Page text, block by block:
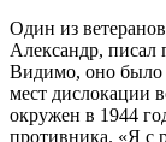
Один из
Александр, писал
Видимо, оно было
мест дислокации
окружен в 1944
противника. «Я с